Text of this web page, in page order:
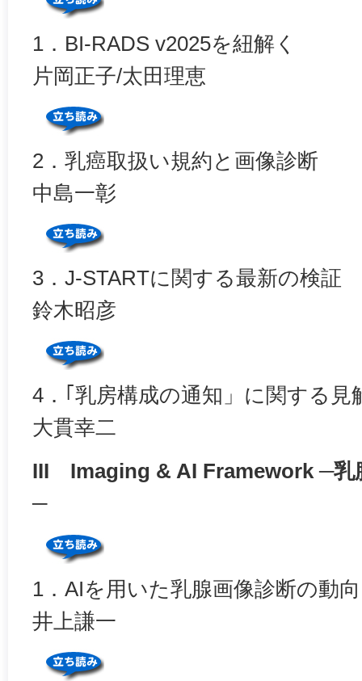
1．BI-RADS v2025を紐解く
片岡正子/太田理恵
2．乳癌取扱い規約と画像診断
中島一彰
3．J-STARTに関する最新の検証
鈴木昭彦
4．｢乳房構成の通知」に関する見
大貫幸二
III Imaging & AI Framework ─乳
─
1．AIを用いた乳腺画像診断の動向
井上謙一